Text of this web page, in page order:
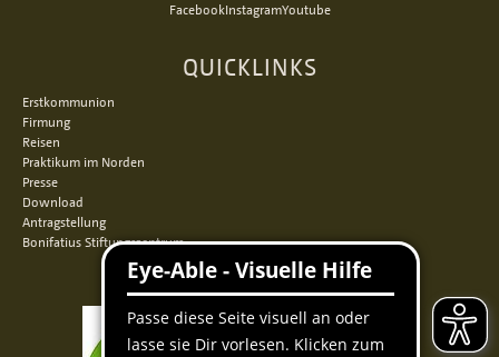
FacebookInstagramYoutube
QUICKLINKS
Erstkommunion
Firmung
Reisen
Praktikum im Norden
Presse
Download
Antragstellung
Bonifatius Stiftungszentrum